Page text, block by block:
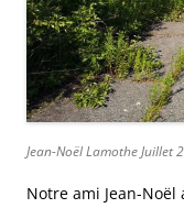
Jean-Noël Lamothe Juillet
Notre ami Jean-